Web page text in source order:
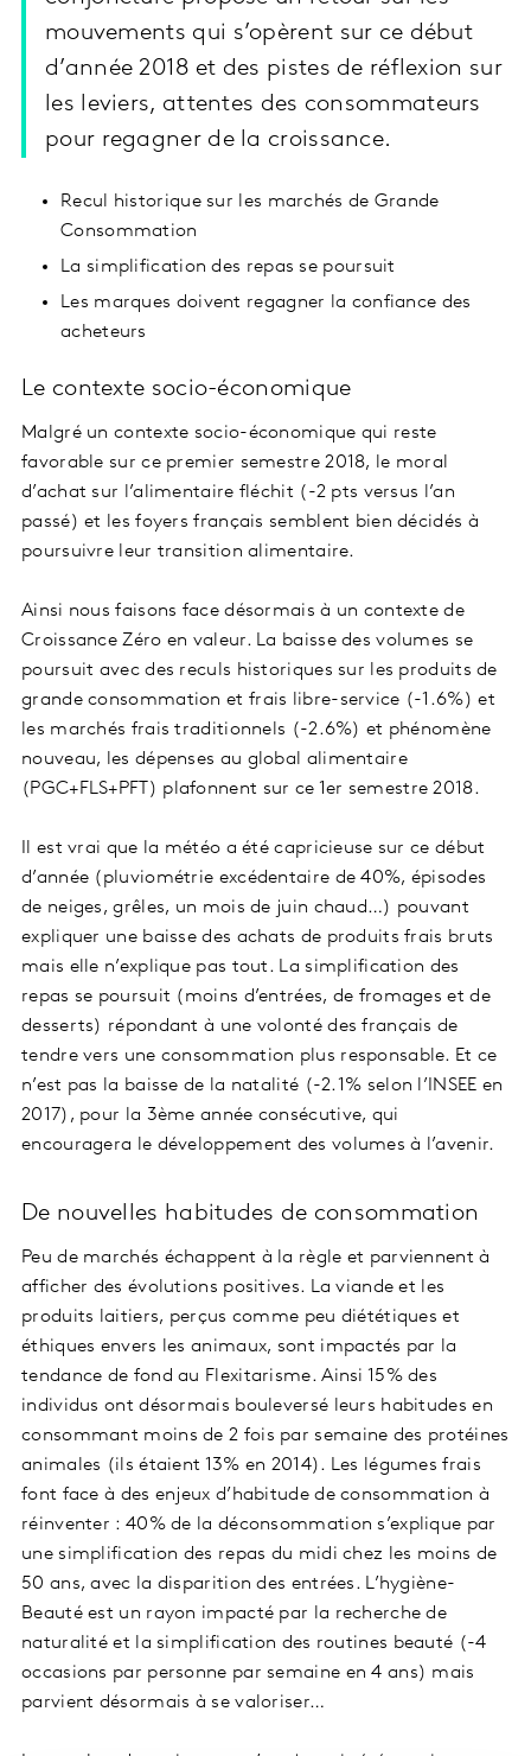
mouvements qui s’opèrent sur ce début
d’année 2018 et des pistes de réflexion sur
les leviers, attentes des consommateurs
pour regagner de la croissance.
Recul historique sur les marchés de Grande
Consommation
La simplification des repas se poursuit
Les marques doivent regagner la confiance des
acheteurs
Le contexte socio-économique
Malgré un contexte socio-économique qui reste
favorable sur ce premier semestre 2018, le moral
d’achat sur l’alimentaire fléchit (-2 pts versus l’an
passé) et les foyers français semblent bien décidés à
poursuivre leur transition alimentaire.
Ainsi nous faisons face désormais à un contexte de
Croissance Zéro en valeur. La baisse des volumes se
poursuit avec des reculs historiques sur les produits de
grande consommation et frais libre-service (-1.6%) et
les marchés frais traditionnels (-2.6%) et phénomène
nouveau, les dépenses au global alimentaire
(PGC+FLS+PFT) plafonnent sur ce 1er semestre 2018.
Il est vrai que la météo a été capricieuse sur ce début
d’année (pluviométrie excédentaire de 40%, épisodes
de neiges, grêles, un mois de juin chaud…) pouvant
expliquer une baisse des achats de produits frais bruts
mais elle n’explique pas tout. La simplification des
repas se poursuit (moins d’entrées, de fromages et de
desserts) répondant à une volonté des français de
tendre vers une consommation plus responsable. Et ce
n’est pas la baisse de la natalité (-2.1% selon l’INSEE en
2017), pour la 3ème année consécutive, qui
encouragera le développement des volumes à l’avenir.
De nouvelles habitudes de consommation
Peu de marchés échappent à la règle et parviennent à
afficher des évolutions positives. La viande et les
produits laitiers, perçus comme peu diététiques et
éthiques envers les animaux, sont impactés par la
tendance de fond au Flexitarisme. Ainsi 15% des
individus ont désormais bouleversé leurs habitudes en
consommant moins de 2 fois par semaine des protéines
animales (ils étaient 13% en 2014). Les légumes frais
font face à des enjeux d’habitude de consommation à
réinventer : 40% de la déconsommation s’explique par
une simplification des repas du midi chez les moins de
50 ans, avec la disparition des entrées. L’hygiène-
Beauté est un rayon impacté par la recherche de
naturalité et la simplification des routines beauté (-4
occasions par personne par semaine en 4 ans) mais
parvient désormais à se valoriser…